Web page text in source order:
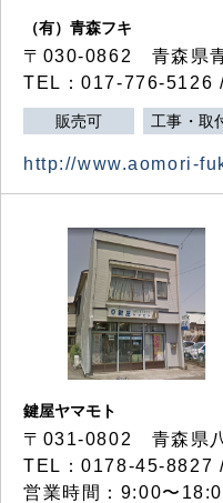
（有）青森フキ
〒030-0862 青森県
TEL：017-776-5126
販売可 工事・取
http://www.aomori-
鍵屋ヤマモト
〒031-0802 青森県
TEL：0178-45-8827
営業時間：9:00〜